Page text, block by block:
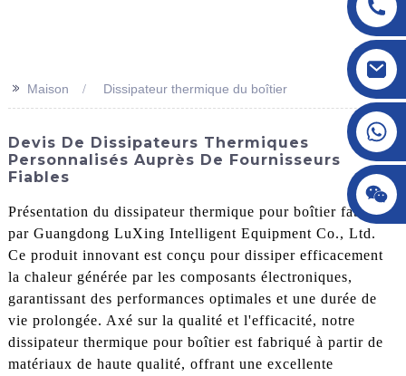
>> Maison Dissipateur thermique du boîtier
Devis De Dissipateurs Thermiques
Personnalisés Auprès De Fournisseurs
Fiables
Présentation du dissipateur thermique pour boîtier fabriqué
par Guangdong LuXing Intelligent Equipment Co., Ltd.
Ce produit innovant est conçu pour dissiper efficacement
la chaleur générée par les composants électroniques,
garantissant des performances optimales et une durée de
vie prolongée. Axé sur la qualité et l'efficacité, notre
dissipateur thermique pour boîtier est fabriqué à partir de
matériaux de haute qualité, offrant une excellente